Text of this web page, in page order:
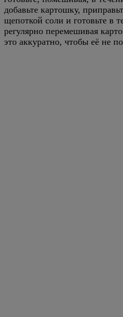
добавьте картошку,
щепоткой соли и готовьте в
регулярно перемешивая
это аккуратно, чтобы её не